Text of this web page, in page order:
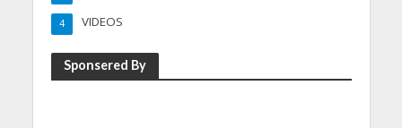
VIDEOS
4
Sponsered By